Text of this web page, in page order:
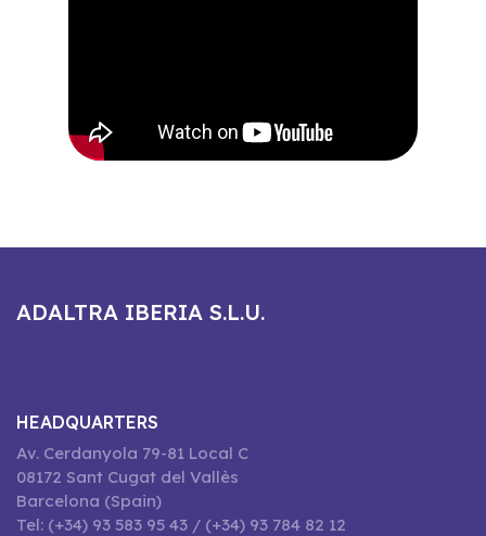
ADALTRA IBERIA S.L.U.
HEADQUARTERS
Av. Cerdanyola 79-81 Local C
08172 Sant Cugat del Vallès
Barcelona (Spain)
Tel: (+34) 93 583 95 43 / (+34) 93 784 82 12